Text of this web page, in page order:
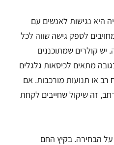
היא נגישות לאנשים עם
לספק גישה שווה לכל
יש קולרים שמתוכננים
מתאים לכיסאות גלגלים
או תנועות מורכבות. אם
זה שיקול שחייבים לקחת
הבחירה. בקיץ החם